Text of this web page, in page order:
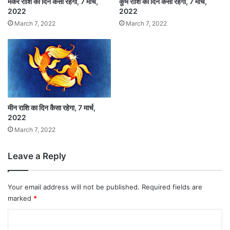
सब कुछ शायद न मिले। अनुभव कहता है राशि पर आधारित
बताया गया परिणाम केवल झलक्मात्र है। इसे ही वास्तव
समझ लेना सठिक नही।
2022
March 7, 2022
2022
March 7, 2022
मीन राशि का दिन कैसा रहेगा, 7 मार्च,
2022
March 7, 2022
Leave a Reply
Your email address will not be published. Required fields are
marked *